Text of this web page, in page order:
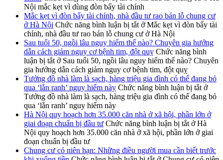
Nội mắc kẹt vì dùng đòn bẩy tài chính
Mắc kẹt vì đòn bẩy tài chính, nhà đầu tư rao bán lỗ chung cư
ở Hà Nội Chức năng bình luận bị tắt ở Mắc kẹt vì đòn bẩy tài
chính, nhà đầu tư rao bán lỗ chung cư ở Hà Nội
Sau tuổi 50, ngồi lâu nguy hiểm thế nào? Chuyên gia hướng
dẫn cách giảm nguy cơ bệnh tim, đột quỵ Chức năng bình
luận bị tắt ở Sau tuổi 50, ngồi lâu nguy hiểm thế nào? Chuyên
gia hướng dẫn cách giảm nguy cơ bệnh tim, đột quỵ
Tưởng đồ nhà làm là sạch, hàng triệu gia đình có thể đang bỏ
qua ‘lằn ranh’ nguy hiểm này Chức năng bình luận bị tắt ở
Tưởng đồ nhà làm là sạch, hàng triệu gia đình có thể đang bỏ
qua ‘lằn ranh’ nguy hiểm này
Hà Nội quy hoạch hơn 35.000 căn nhà ở xã hội, phần lớn ở
giai đoạn chuẩn bị đầu tư Chức năng bình luận bị tắt ở Hà
Nội quy hoạch hơn 35.000 căn nhà ở xã hội, phần lớn ở giai
đoạn chuẩn bị đầu tư
Chung cư có niên hạn: Những điều người mua cần biết trước